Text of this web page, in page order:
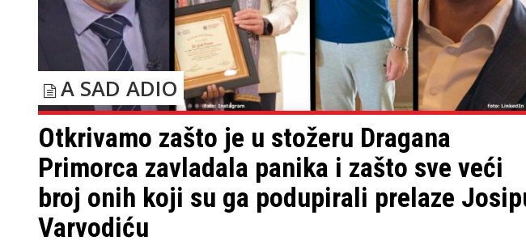
A SAD ADIO
Otkrivamo zašto je u stožeru Dragana
Primorca zavladala panika i zašto sve veći
broj onih koji su ga podupirali prelaze
Varvodiću